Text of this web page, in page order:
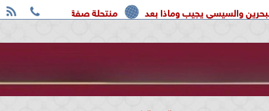
 
منتحلة صفة صحفية تعترف: واقعة التحرش وماذا بعد